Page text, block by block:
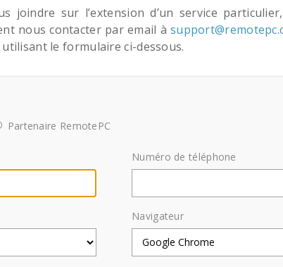
joindre sur l’extension d’un service
nous contacter par email à
le formulaire ci-dessous.
Partenaire RemotePC
Numéro de téléphone
Navigateur